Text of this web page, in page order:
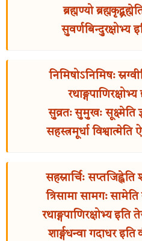
ब्रह्मण्यो
सुवर्णबिन्दुरक्षोभ्य
निमिषोऽनिमिषः
सुव्रतः सुमुखः सूक्ष्मेति
सहस्त्रमूर्धा विश्वात्मेति
सहस्रार्चिः
त्रिसामा सामगः
रथाङ्गपाणिरक्षोभ्य इति
शार्ङ्गधन्वा गदाधर इति